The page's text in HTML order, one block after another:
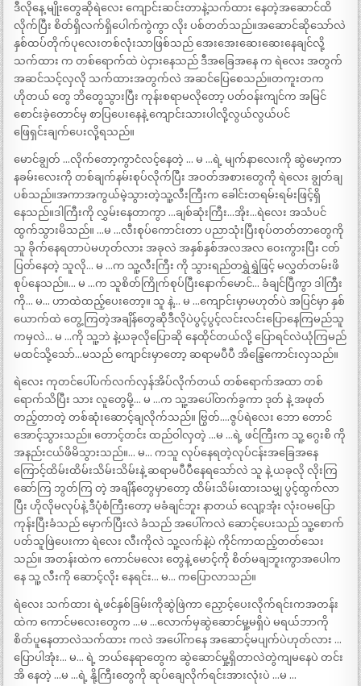
ဒီလိုနေ့ မျိုးတွေဆိုရဲလေး ကျောင်းဆင်းတာနဲ့သက်ထား နေတဲ့အဆောင်ထိ
လိုက်ပြီး စိတ်ရှိလက်ရှိပေါက်ကွဲကွာ လိုး ပစ်တတ်သည်။အဆောင်ဆိုသော်လဲ
နှစ်ထပ်တိုက်ပုလေးတစ်လုံးသာဖြစ်သည် အေးအေးဆေးဆေးနေချင်လို့
သက်ထား က တစ်ရောက်ထဲ ပဲငှားနေသည် ဒီအခြေအနေ က ရဲလေး အတွက်
အဆင်သင့်လှလို သက်ထားအတွက်လဲ အဆင်ပြေစေသည်။တကူးတက
ဟိုတယ် တွေ ဘိတွေသွားပြီး ကုန်းစရာမလိုတော့ ပတ်ဝန်းကျင်က အမြင်
စောင်းခဲ့တောင်မှ စာပြပေးနေနဲ့ ကျောင်းသားပါလို့လွယ်လွယ်ပင်
ဖြေရှင်းချက်ပေးလို့ရသည်။
မောင်ချွတ် …လိုက်တော့ကွာငံလင့်နေတဲ့ … မ …ရဲ့ မျက်နာလေးကို ဆွဲမော့ကာ
နခမ်းလေးကို တစ်ချက်နမ်းစုပ်လိုက်ပြီး အဝတ်အစားတွေကို ရဲလေး ချွတ်ချ
ပစ်သည်။အကာအကွယ်မဲ့သွားတဲ့သူ့လီးကြီးက ခေါင်းတရမ်းရမ်းဖြင့်ရှိ
နေသည်။ဒါကြီးကို လွှမ်းနေတာကွာ …ချစ်ဆုံးကြီး…အိုး…ရဲလေး အသံပင်
ထွက်သွားမိသည်။ …မ …လီးစုပ်ကောင်းတာ ပညာသုံးပြီးစုပ်တတ်တာတွေကို
သူ ခိုက်နေရတာပဲမဟုတ်လား အခုလဲ အနှစ်နှစ်အလအလ ဝေးကွားပြီး ငတ်
ပြတ်နေတဲ့ သူလို… မ …က သူ့လီးကြီး ကို သွားရည်တရွှဲရွှဲဖြင့် မလွှတ်တမ်းဖိ
စုပ်နေသည်။… မ …က သူစိတ်ကြိုက်စုပ်ပြီးနောက်မောင်… ခံချင်ပြီကွာ ဒါကြီး
ကို… မ… ဟာထဲထည့်ပေးတော့။ သူ နဲ့… မ …ကျောင်းမှာမဟုတ်ပဲ အပြင်မှာ နှစ်
ယောက်ထဲ တွေ့ကြတဲ့အချိန်တွေဆိုဒီလိုပဲပွင့်ပွင့်လင်းလင်းပြောနေကြမည်သူ
ကမှလဲ… မ …ကို သူ့ဘဲ နဲ့ယခုလိုပြောဆို နေထိုင်တယ်လို့ ပြောရင်လဲယုံကြမည်
မထင်သို့သော်…မသည် ကျောင်းမှာတော့ ဆရာမပီပီ အိန္ဒြေကောင်းလှသည်။
ရဲလေး ကုတင်ပေါ်ပက်လက်လှန်အိပ်လိုက်တယ် တစ်ရောက်အထာ တစ်
ရောက်သိပြီး သား လူတွေမို့… မ …က သူ့အပေါ်တက်ခွကာ ဒုတ် နဲ့ အဖုတ်
တည့်တာတဲ့ တစ်ဆုံးဆောင့်ချလိုက်သည်။ ဗြွတ်.…ဇွပ်ရဲလေး ဘော တောင်
အောင့်သွားသည်။ တောင့်တင်း ထည်ဝါလှတဲ့ …မ …ရဲ့ ဖင်ကြီးက သူ့ ဂွေးစိ ကို
အနည်းငယ်ဖိမိသွားသည်။… မ… ကသူ လုပ်နေရတဲ့လုပ်ငန်းအခြေအနေ
ကြောင့်ထိမ်းထိမ်းသိမ်းသိမ်းနဲ့ ဆရာမပီပီနေရသော်လဲ သူ နဲ့ ယခုလို လိုးကြ
ဆော်ကြ ဘွတ်ကြ တဲ့ အချိန်တွေမှာတော့ ထိမ်းသိမ်းထားသမျှ ပွင့်ထွက်လာ
ပြီး ဟိုလိုမလုပ်နဲ့ ဒီပုံစံကြီးတော့ မခံချင်ဘူး နာတယ် လျော့အုံး လုံးဝမပြော
ကုန်းပြီးခံသည် မှောက်ပြီးလဲ ခံသည် အပေါ်ကလဲ ဆောင့်ပေးသည် သူ့စောက်
ပတ်သူဖြဲပေးကာ ရဲလေး လီးကိုလဲ သူ့လက်နဲ့ပဲ ကိုင်ကာထည့်တတ်သေး
သည်။ အတန်းထဲက ကောင်မလေး တွေနဲ့ မောင့်ကို စိတ်မချဘူးကွာအပေါက
နေ သူ့ လီးကို ဆောင့်လိုး နေရင်း… မ… ကပြောလာသည်။
ရဲလေး သက်ထား ရဲ့ဖင်နှစ်ခြမ်းကိုဆွဲဖြဲကာ ညှောင့်ပေးလိုက်ရင်းကအတန်း
ထဲက ကောင်မလေးတွေက …မ …လောက်မှဆွဲဆောင်မှု့မရှိပဲ မရယ်ဘာကို
စိတ်ပူနေတာလဲသက်ထား ကလဲ အပေါ်ကနေ အဆောင့်မပျက်ပဲဟုတ်လား …
ပြောပါအုံး… မ… ရဲ့ ဘယ်နေရာတွေက ဆွဲဆောင်မှု့ရှိတာလဲတွဲကျမနေပဲ တင်း
အိ နေတဲ့ …မ …ရဲ့ နို့ကြီးတွေကို ဆုပ်ချေလိုက်ရင်းအားလုံးပဲ …မ …